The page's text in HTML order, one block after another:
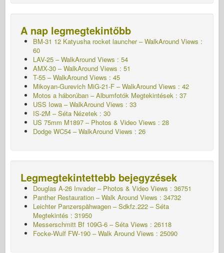
A nap legmegtekintőbb
BM-31 12 Katyusha rocket launcher – WalkAround Views :
60
LAV-25 – WalkAround Views : 54
AMX-30 – WalkAround Views : 51
T-55 – WalkAround Views : 45
Mikoyan-Gurevich MiG-21-F – WalkAround Views : 42
Motos a háborúban – Albumfotók Megtekintések : 37
USS Iowa – WalkAround Views : 33
IS-2M – Séta Nézetek : 30
US 75mm M1897 – Photos & Video Views : 28
Dodge WC54 – WalkAround Views : 26
Legmegtekintettebb bejegyzések
Douglas A-26 Invader – Photos & Video Views : 36751
Panther Restauration – Walk Around Views : 34732
Leichter Panzerspähwagen – Sdkfz.222 – Séta
Megtekintés : 31950
Messerschmitt Bf 109G-6 – Séta Views : 26118
Focke-Wulf FW-190 – Walk Around Views : 25090